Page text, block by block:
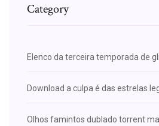
Category
Elenco da terceira temporada de
Download a culpa é das estrelas
Olhos famintos dublado torrent